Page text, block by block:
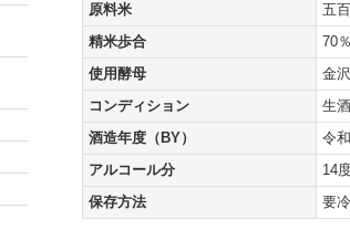
原料米
五
精米歩合
70％
使用酵母
金
コンディション
生酒
酒造年度（BY）
令
アルコール分
14
保存方法
要